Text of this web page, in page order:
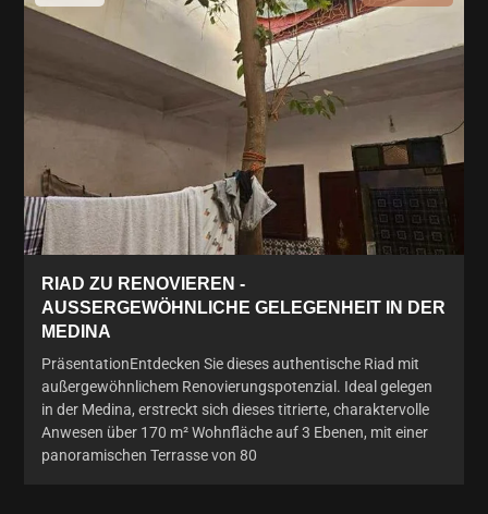
RIAD ZU RENOVIEREN -
AUSSERGEWÖHNLICHE GELEGENHEIT IN DER M
EDINA
PräsentationEntdecken Sie dieses authentische Riad mit
außergewöhnlichem Renovierungspotenzial. Ideal gelegen
in der Medina, erstreckt sich dieses titrierte, charaktervolle
Anwesen über 170 m² Wohnfläche auf 3 Ebenen, mit einer
panoramischen Terrasse von 80